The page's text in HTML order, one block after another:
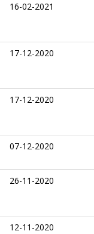
16-02-2021
17-12-2020
17-12-2020
07-12-2020
26-11-2020
12-11-2020